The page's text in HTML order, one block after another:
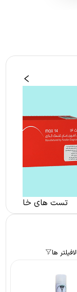
تست های خانگی
فیلتر ها